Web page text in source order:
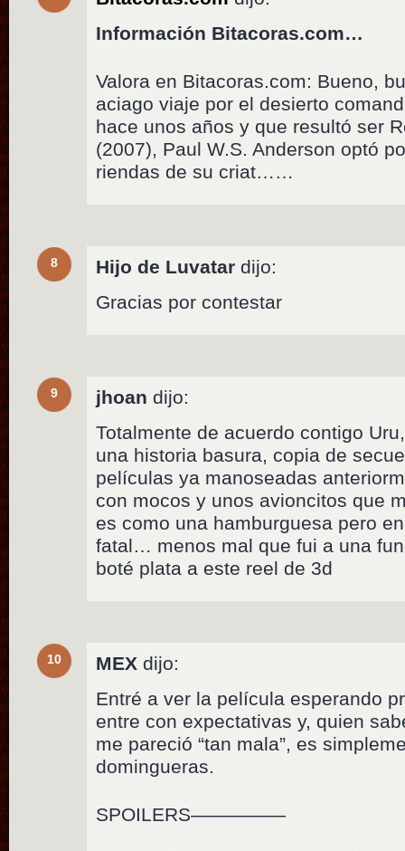
Información Bitacoras.com…
Valora en Bitacoras.com: Bueno,
aciago viaje por el desierto
hace unos años y que resultó ser
(2007), Paul W.S. Anderson optó
riendas de su criat……
8 Hijo de Luvatar dijo:
Gracias por contestar
9 jhoan dijo:
Totalmente de acuerdo contigo
una historia basura, copia de
películas ya manoseadas
con mocos y unos avioncitos que
es como una hamburguesa pero
fatal… menos mal que fui a una
boté plata a este reel de 3d
10 MEX dijo:
Entré a ver la película esperando
entre con expectativas y, quien
me pareció “tan mala”, es
domingueras.
SPOILERS—————